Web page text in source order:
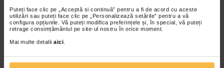
Puteți face clic pe „Acceptă si continuă” pentru a fi de acord cu aceste
utilizări sau puteți face clic pe „Personalizează setările” pentru a vă
configura opțiunile. Vă puteți modifica preferințele și, în special, vă puteți
retrage consimțământul pe site-ul nostru în orice moment.
Mai multe detalii aici.